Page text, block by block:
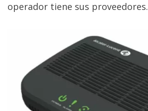
El Grupo
reservados.
operador tiene sus proveedores.